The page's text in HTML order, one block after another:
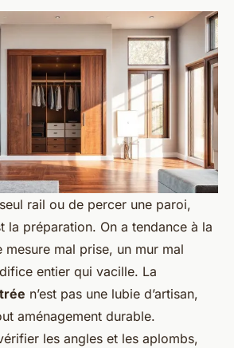
rail ou de percer une paroi,
la préparation. On a tendance à la
mesure mal prise, un mur mal
entier qui vacille. La
n’est pas une lubie d’artisan,
aménagement durable.
les angles et les aplombs,